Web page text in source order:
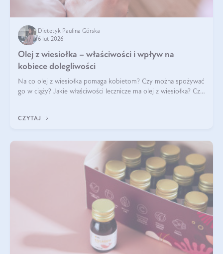
Dietetyk Paulina Górska
6 lut 2026
Olej z wiesiołka – właściwości i wpływ na
kobiece dolegliwości
Na co olej z wiesiołka pomaga kobietom? Czy można spożywać
go w ciąży? Jakie właściwości lecznicze ma olej z wiesiołka? Czy
CZYTAJ